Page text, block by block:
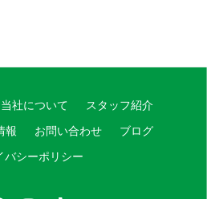
当社について スタッフ紹介
報 お問い合わせ ブログ
バシーポリシー